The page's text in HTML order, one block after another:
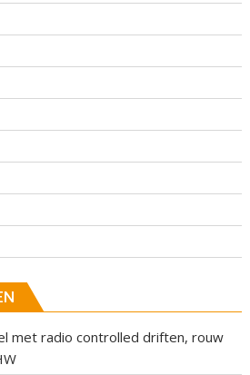
met radio controlled driften, rouw